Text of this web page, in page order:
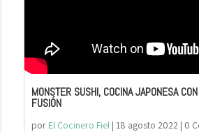
MONSTER SUSHI, COCINA JAPONESA
FUSIÓN
por El Cocinero Fiel| 18 agosto 2022| 0